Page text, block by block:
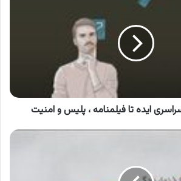
ایده تا فیلمنامه ، پلیس و امنیت